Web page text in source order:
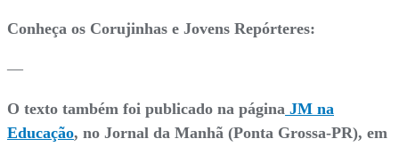
Conheça os Corujinhas e Jovens Repórteres:
—
O texto também foi publicado na página JM na
Educação, no Jornal da Manhã (Ponta Grossa-PR), em